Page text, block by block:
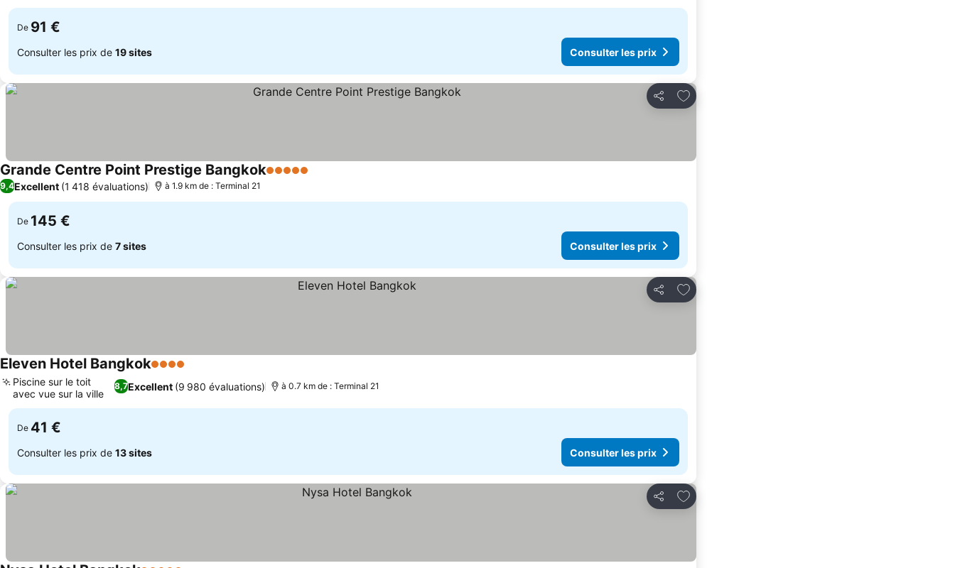
De 91 €
Consulter les prix de 19 sites Consulter les prix
Partager
Ajouter à mes favoris
Grande Centre Point Prestige Bangkok5 Étoiles
9,4Excellent (1 418 évaluations) à 1.9 km de : Terminal 21
De 145 €
Consulter les prix de 7 sites Consulter les prix
Partager
Ajouter à mes favoris
Eleven Hotel Bangkok4 Étoiles
8,7Excellent (9 980 évaluations)
Piscine sur le toit
avec vue sur la ville
à 0.7 km de : Terminal 21
De 41 €
Consulter les prix de 13 sites Consulter les prix
Partager
Ajouter à mes favoris